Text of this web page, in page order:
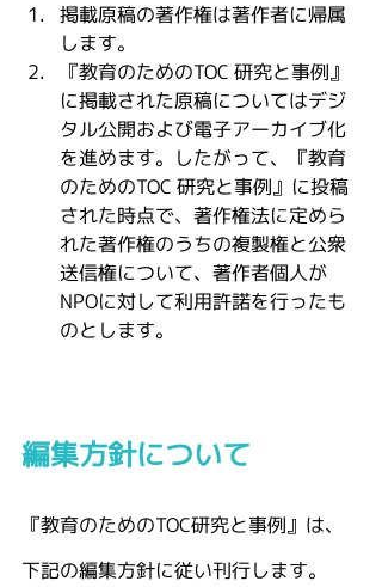
掲載原稿の著作権は著作者に帰属
します。
『教育のためのTOC 研究と事例』
に掲載された原稿についてはデジ
タル公開および電子アーカイブ化
を進めます。したがって、『教育
のためのTOC 研究と事例』に投稿
された時点で、著作権法に定めら
れた著作権のうちの複製権と公衆
送信権について、著作者個人が
NPOに対して利用許諾を行ったも
のとします。
編集方針について
『教育のためのTOC研究と事例』は、
下記の編集方針に従い刊行します。